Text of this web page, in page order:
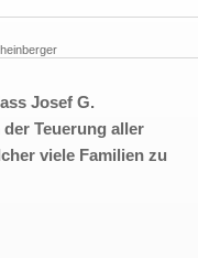
Josef G.
Teuerung aller
viele Familien zu